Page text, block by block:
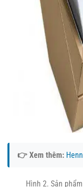
👉 Xem thêm:
Hình 2. Sản